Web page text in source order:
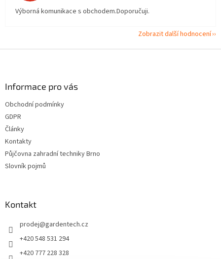
Výborná komunikace s obchodem.Doporučuji.
Zobrazit další hodnocení
Informace pro vás
Obchodní podmínky
GDPR
Články
Kontakty
Půjčovna zahradní techniky Brno
Slovník pojmů
Kontakt
prodej@gardentech.cz
+420 548 531 294
+420 777 228 328